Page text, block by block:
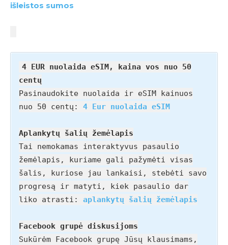
išleistos sumos
4 EUR nuolaida eSIM, kaina vos nuo 50
centų
Pasinaudokite nuolaida ir eSIM kainuos
nuo 50 centų: 4 Eur nuolaida eSIM
Aplankytų šalių žemėlapis
Tai nemokamas interaktyvus pasaulio
žemėlapis, kuriame gali pažymėti visas
šalis, kuriose jau lankaisi, stebėti savo
progresą ir matyti, kiek pasaulio dar
liko atrasti: aplankytų šalių žemėlapis
Facebook grupė diskusijoms
Sukūrėm Facebook grupę Jūsų klausimams,